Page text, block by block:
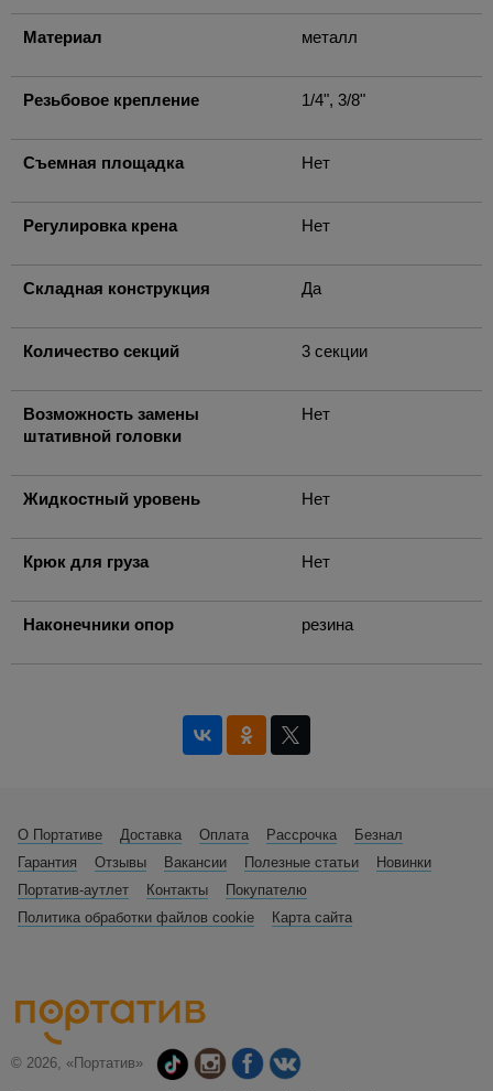
Материал металл
Резьбовое крепление 1/4", 3/8"
Съемная площадка Нет
Регулировка крена Нет
Складная конструкция Да
Количество секций 3 секции
Возможность замены
штативной головки
Нет
Жидкостный уровень Нет
Крюк для груза Нет
Наконечники опор резина
О Портативе Доставка Оплата Рассрочка
Безнал
Гарантия
Отзывы Вакансии Полезные статьи
Новинки
Портатив-аутлет
Контакты
Покупателю
Политика обработки файлов cookie
Карта сайта
© 2026, «Портатив»